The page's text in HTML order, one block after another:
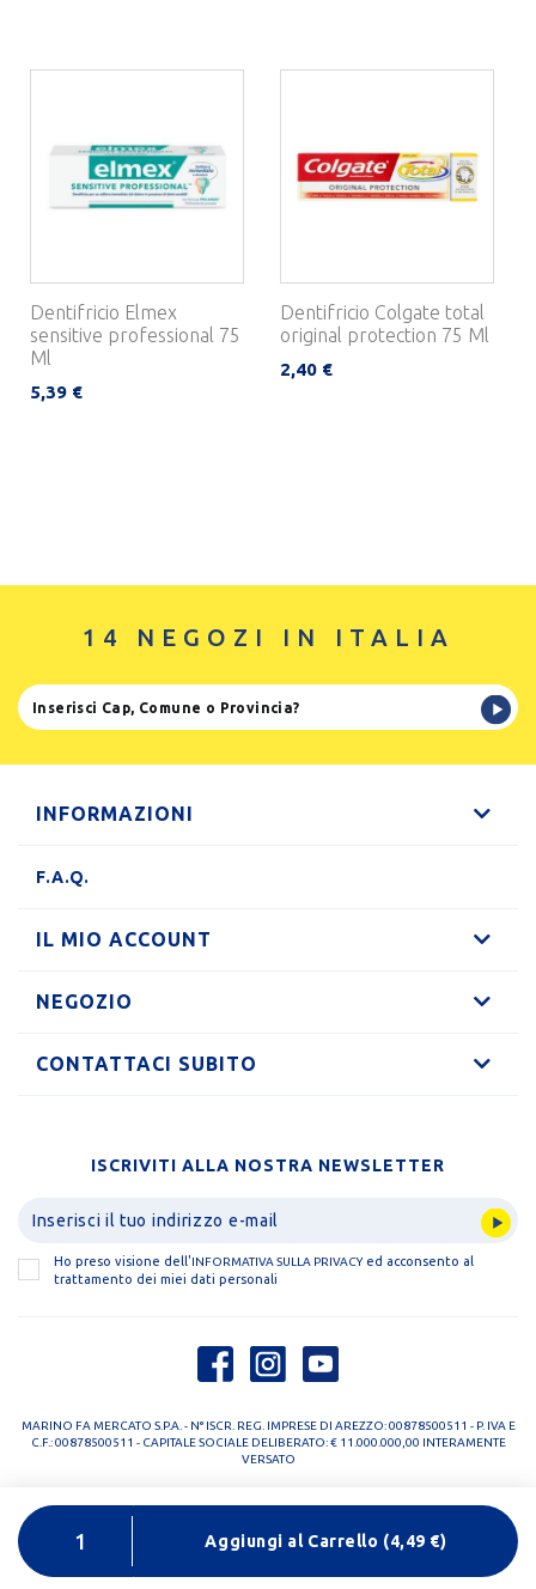
Aggiungi al Carrello (4,49 €)
Dentifricio Elmex
sensitive professional 75
Ml
5,39 €
Dentifricio Colgate total
original protection 75 Ml
2,40 €
14 NEGOZI IN ITALIA
INFORMAZIONI
F.A.Q.
IL MIO ACCOUNT
NEGOZIO
CONTATTACI SUBITO
ISCRIVITI ALLA NOSTRA NEWSLETTER
Ho preso visione dell' INFORMATIVA SULLA PRIVACYed acconsento al
trattamento dei miei dati personali
MARINO FA MERCATO S.P.A. - N° ISCR. REG. IMPRESE DI AREZZO: 00878500511 - P. IVA E
C.F.: 00878500511 - CAPITALE SOCIALE DELIBERATO: € 11.000.000,00 INTERAMENTE
VERSATO
PRIVACY POLICY
COOKIE POLICY